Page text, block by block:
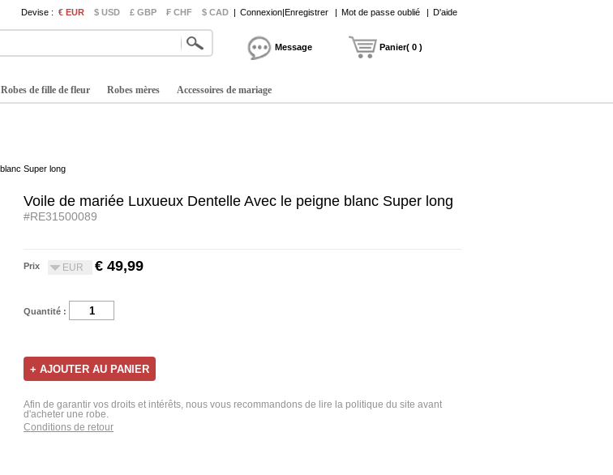
Devise : € EUR $ USD £ GBP ₣ CHF $ CAD | Connexion|Enregistrer | Mot de passe oublié | D'aide
Message Panier( 0 )
Robes de fille de fleur Robes mères Accessoires de mariage
Super long
Voile de mariée Luxueux Dentelle Avec le peigne blanc Super long
#RE31500089
Prix EUR € 49,99
Quantité :
Afin de garantir vos droits et intérêts, nous vous recommandons de lire la politique du site avant
d'acheter une robe.
Conditions de retour